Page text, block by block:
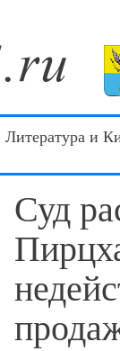
Литература и
Суд